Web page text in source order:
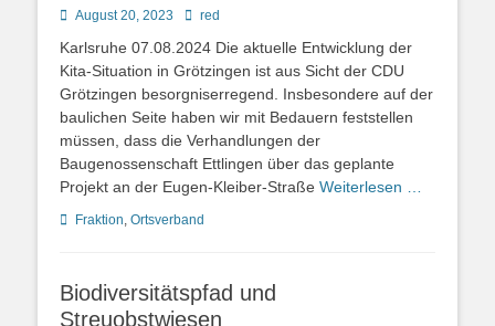
Posted
August 20, 2023 Autor
red
Karlsruhe 07.08.2024 Die aktuelle Entwicklung der
Kita-Situation in Grötzingen ist aus Sicht der CDU
Grötzingen besorgniserregend. Insbesondere auf der
baulichen Seite haben wir mit Bedauern feststellen
müssen, dass die Verhandlungen der
Baugenossenschaft Ettlingen über das geplante
Projekt an der Eugen-Kleiber-Straße Weiterlesen …
Kategorien
Fraktion Ortsverband
Biodiversitätspfad und
Streuobstwiesen